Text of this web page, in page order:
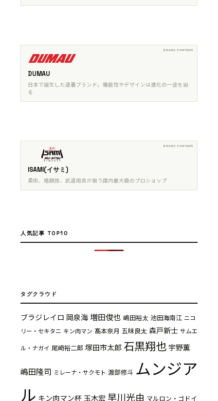
DUMAU
日本で誕生した道着ブランド。機能性やデザインは進化の一途を辿
る
ISAMI(イサミ)
柔術、格闘技、武道用具が揃う国内最大級のプロショップ
人気記事 TOP10
タグクラウド
ブラジレイロ 岡泉海増田俊也 嶋田裕太 池田海南江 ニコ
リー・セキタニ キン肉マン 髙本奈月 五味良太 森戸新士 サムエ
ル・ナガイ 尾崎裕二郎 塚田市太郎 石黒翔也 宇野薫
嶋田隆司 ミレーナ・サクモト 渡部修斗 ムンジア
ル キン肉マン杯 玉木宏早川光由 マルロン・ゴドイ